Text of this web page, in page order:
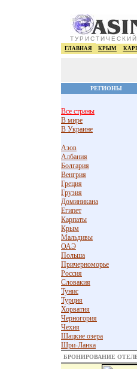
ГЛАВНАЯ КРЫМ
РЕГИОНЫ
Все страны
В мире
В Украине
Азов
Албания
Болгария
Венгрия
Греция
Грузия
Доминикана
Египет
Карпаты
Крым
Мальдивы
ОАЭ
Польша
Причерноморье
Россия
Словакия
Тунис
Турция
Хорватия
Черногория
Чехия
Шацкие озера
Шри-Ланка
БРОНИРОВАНИЕ